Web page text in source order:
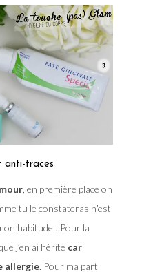
anti-traces
, en première place on
tu le constateras n’est
habitude…Pour la
j’en ai hérité car
allergie. Pour ma part